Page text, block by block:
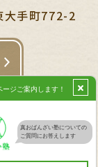
大手町772-2